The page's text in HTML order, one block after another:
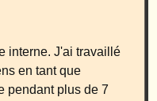
interne. J'ai travaillé
en tant que
pendant plus de 7